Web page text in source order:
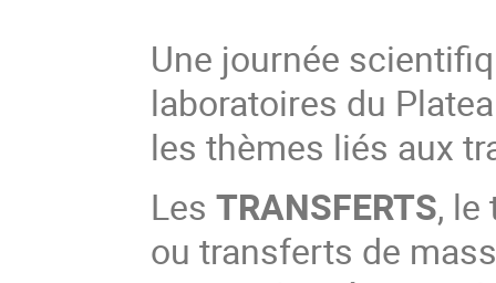
Une journée
laboratoires du
les thèmes liés aux
LesTRANSFERTS,
ou transferts de